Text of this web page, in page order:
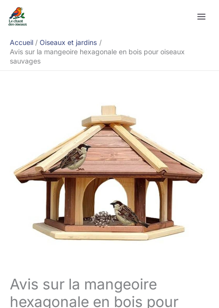
Accueil
Oiseaux et jardins
Avis sur la mangeoire hexagonale en bois pour oiseaux
sauvages
Avis sur la mangeoire
hexagonale en bois pour
Rechercher